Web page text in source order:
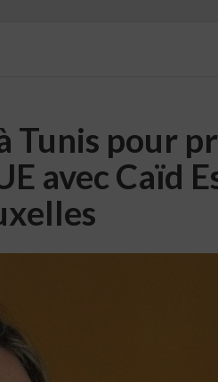
Tunis pour
avec Caïd